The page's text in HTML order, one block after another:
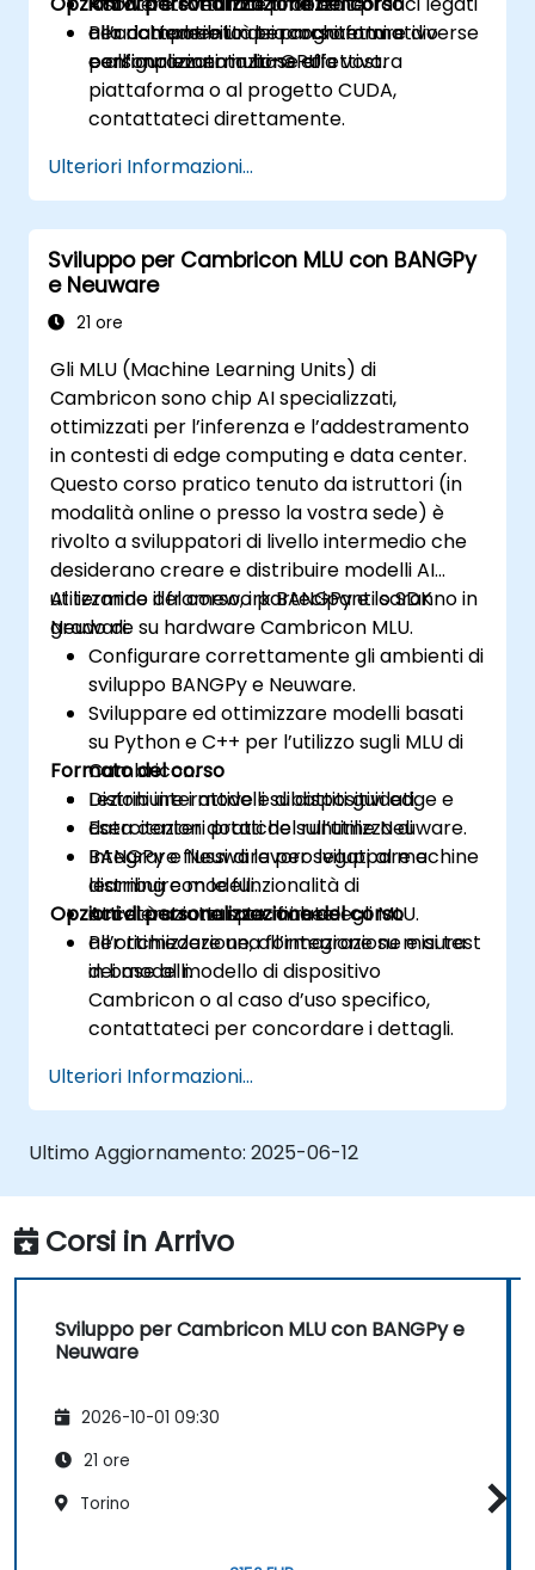
alla compatibilità tra architetture diverse
e all’implementazione effettiva.
all’adattamento dei programmi a
configurazioni multi-GPU.
Per richiedere un percorso formativo
personalizzato in base alla vostra
piattaforma o al progetto CUDA,
contattateci direttamente.
Ulteriori Informazioni...
Sviluppo per Cambricon MLU con BANGPy
e Neuware
21 ore
Gli MLU (Machine Learning Units) di
Cambricon sono chip AI specializzati,
ottimizzati per l’inferenza e l’addestramento
in contesti di edge computing e data center.
Questo corso pratico tenuto da istruttori (in
modalità online o presso la vostra sede) è
rivolto a sviluppatori di livello intermedio che
desiderano creare e distribuire modelli AI
utilizzando il framework BANGPy e lo SDK
Neuware su hardware Cambricon MLU.
Al termine del corso, i partecipanti saranno in
grado di:
Configurare correttamente gli ambienti di
sviluppo BANGPy e Neuware.
Sviluppare ed ottimizzare modelli basati
su Python e C++ per l’utilizzo sugli MLU di
Cambricon.
Distribuire i modelli su dispositivi edge e
data center dotati del runtime Neuware.
Integrare flussi di lavoro legati al machine
learning con le funzionalità di
accelerazione specifiche degli MLU.
Formato del corso
Lezioni interattive e dibattiti guidati.
Esercitazioni pratiche sull’utilizzo di
BANGPy e Neuware per sviluppare e
distribuire modelli.
Attività strutturate mirate
all’ottimizzazione, all’integrazione e ai test
dei modelli.
Opzioni di personalizzazione del corso
Per richiedere una formazione su misura
in base al modello di dispositivo
Cambricon o al caso d’uso specifico,
contattateci per concordare i dettagli.
Ulteriori Informazioni...
Ultimo Aggiornamento: 2025-06-12
Corsi in Arrivo
Sviluppo per Cambricon MLU con BANGPy e
Neuware
2026-10-01 09:30
21 ore
Torino